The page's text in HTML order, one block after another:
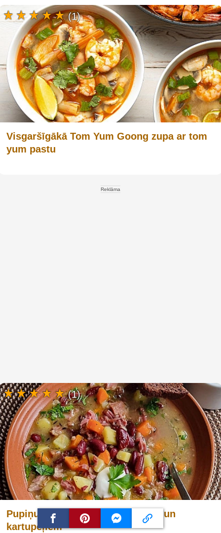
Visgaršīgākā Tom Yum Goong zupa ar tom
yum pastu
(1)
Reklāma
Pupiņu zupa ar kūpinātu cūkgaļu un
kartupeļiem
(1)